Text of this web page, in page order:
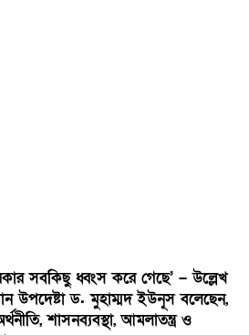
সবকিছু ধ্বংস করে গেছে’ – উল্লেখ
উপদেষ্টা ড. মুহাম্মদ ইউনূস বলেছেন,
শাসনব্যবস্থা, আমলাতন্ত্র ও